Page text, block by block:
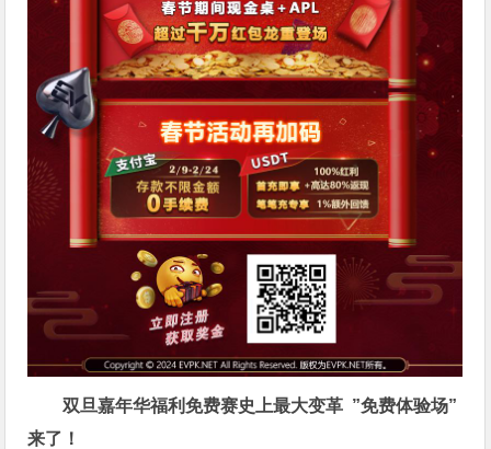
双旦嘉年华福利免费赛史上最大变革 ”免费体验场”
来了！